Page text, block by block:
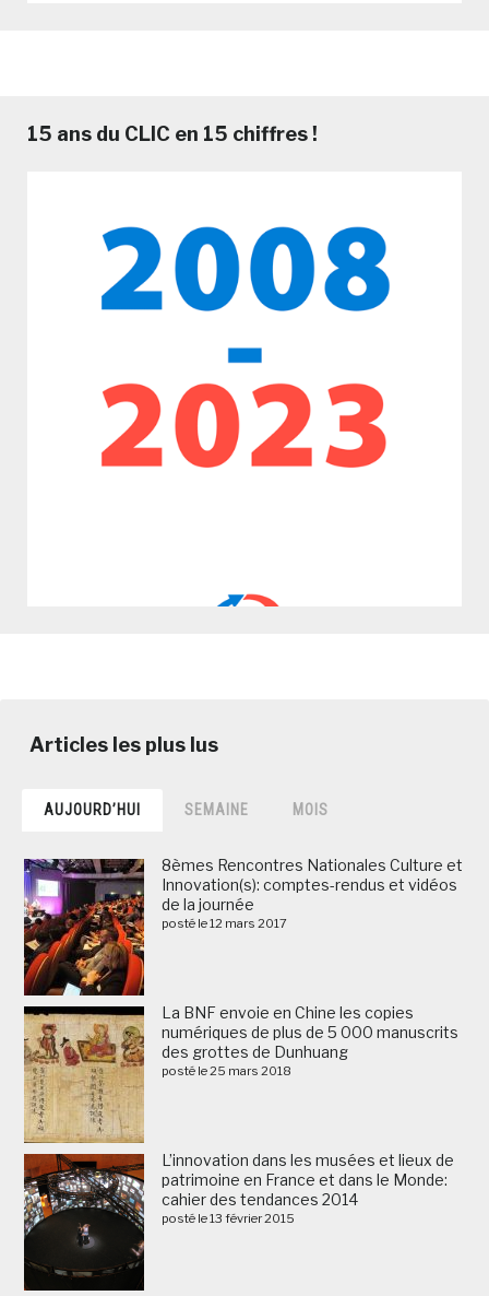
15 ans du CLIC en 15 chiffres !
AUJOURD’HUI SEMAINE MOIS
8èmes Rencontres Nationales Culture et
Innovation(s): comptes-rendus et vidéos
de la journée
posté le 12 mars 2017
La BNF envoie en Chine les copies
numériques de plus de 5 000 manuscrits
des grottes de Dunhuang
posté le 25 mars 2018
L’innovation dans les musées et lieux de
patrimoine en France et dans le Monde:
cahier des tendances 2014
posté le 13 février 2015